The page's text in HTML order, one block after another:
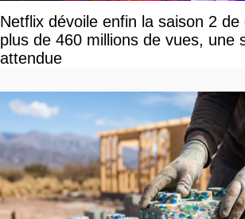
Netflix dévoile enfin la saison 2
plus de 460 millions de vues, une
attendue